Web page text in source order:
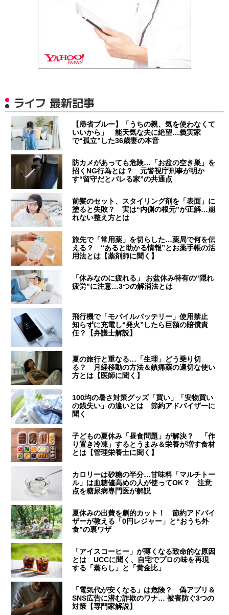
ライフ 最新記事
【帰省ブルー】「うちの親、気を使わなくて
いいから」 能天気な夫に絶望…義実家
で“孤立”した36歳妻の本音
防カメがあっても危険…「お盆の空き巣」を
招くNG行為とは？ 元警視庁刑事が明か
す“留守だとバレる家”の共通点
前髪のセット、スタイリング剤を「表面」に
塗ると失敗？ 実は“内側の根元”が正解…崩
れない整え方とは
旅先で「常用薬」を切らした…薬局で何を伝
える？ “あると助かる情報”とお薬手帳の活
用法とは【薬剤師に聞く】
「休みなのに疲れる」 お盆休み特有の“隠れ
疲労”に注意…3つの解消法とは
飛行機で「モバイルバッテリー」使用禁止
知らずに充電し“発火”したら巨額の賠償責
任？【弁護士解説】
夏の旅行と重なる…「生理」どう乗り切
る？ 月経移動の方法＆鎮痛薬の適切な使い
方とは【医師に聞く】
100均の暑さ対策グッズ「買い」「安物買い
の銭失い」の違いとは 節約アドバイザーに
聞く
子どもの夏休み「昼食問題」が解決？ 「作
り置き冷凍」するとうまみ＆栄養が増す食材
とは【管理栄養士に聞く】
カロリーは砂糖の半分…甘味料「マルチトー
ル」は血糖値高めの人が使ってOK？ 注意
点を糖尿病専門医が解説
夏休みの出費を劇的カット！ 節約アドバイ
ザーが教える「0円レジャー」と“おうち外
食”の裏ワザ
「アイスコーヒー」が薄くなる致命的な原因
とは UCCに聞く、自宅でプロの味を再現
する「蒸らし」と「黄金比」
「電気代が安くなる」は危険？ 偽アプリ＆
SNS広告に潜む詐欺のワナ… 被害防ぐ3つの
対策【専門家解説】